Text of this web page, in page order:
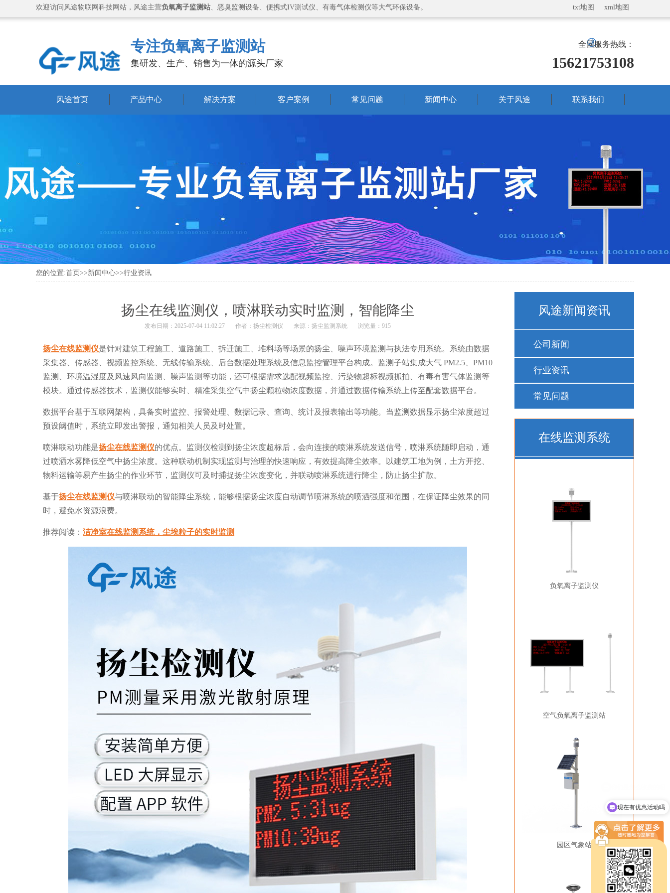
欢迎访问风途物联网科技网站，风途主营负氧离子监测站、恶臭监测设备、便携式IV测试仪、有毒气体检测仪等大气环保设备。 txt地图 xml地图
专注负氧离子监测站
集研发、生产、销售为一体的源头厂家
全国服务热线：
15621753108
风途首页 产品中心 解决方案 客户案例 常见问题 新闻中心 关于风途 联系我们
您的位置:首页 >>新闻中心>>行业资讯
扬尘在线监测仪，喷淋联动实时监测，智能降尘
发布日期：2025-07-04 11:02:27 作者： 扬尘检测仪 来源： 扬尘监测系统 浏览量：915
扬尘在线监测仪是针对建筑工程施工、道路施工、拆迁施工、堆料场等场景的扬尘、噪声环境监测与执法专用系统。系统由数据
采集器、传感器、视频监控系统、无线传输系统、后台数据处理系统及信息监控管理平台构成。监测子站集成大气 PM2.5、PM10
监测、环境温湿度及风速风向监测、噪声监测等功能，还可根据需求选配视频监控、污染物超标视频抓拍、有毒有害气体监测等
模块。通过传感器技术，监测仪能够实时、精准采集空气中扬尘颗粒物浓度数据，并通过数据传输系统上传至配套数据平台。
数据平台基于互联网架构，具备实时监控、报警处理、数据记录、查询、统计及报表输出等功能。当监测数据显示扬尘浓度超过
预设阈值时，系统立即发出警报，通知相关人员及时处置。
喷淋联动功能是扬尘在线监测仪的优点。监测仪检测到扬尘浓度超标后，会向连接的喷淋系统发送信号，喷淋系统随即启动，通
过喷洒水雾降低空气中扬尘浓度。这种联动机制实现监测与治理的快速响应，有效提高降尘效率。以建筑工地为例，土方开挖、
物料运输等易产生扬尘的作业环节，监测仪可及时捕捉扬尘浓度变化，并联动喷淋系统进行降尘，防止扬尘扩散。
基于扬尘在线监测仪与喷淋联动的智能降尘系统，能够根据扬尘浓度自动调节喷淋系统的喷洒强度和范围，在保证降尘效果的同
时，避免水资源浪费。
推荐阅读： 洁净室在线监测系统，尘埃粒子的实时监测
风途新闻资讯
公司新闻
行业资讯
常见问题
在线监测系统
负氧离子监测仪
空气负氧离子监测站
园区气象站
现在有优惠活动吗